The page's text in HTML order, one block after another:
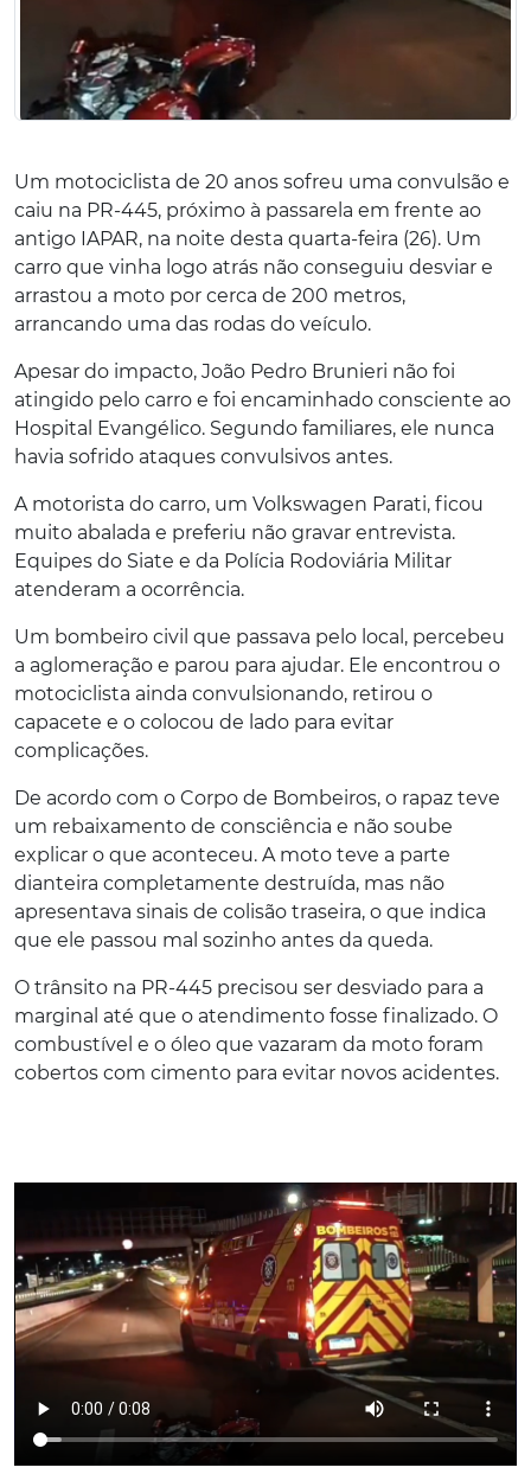
Um motociclista de 20 anos sofreu uma convulsão e
caiu na PR-445, próximo à passarela em frente ao
antigo IAPAR, na noite desta quarta-feira (26). Um
carro que vinha logo atrás não conseguiu desviar e
arrastou a moto por cerca de 200 metros,
arrancando uma das rodas do veículo.
Apesar do impacto, João Pedro Brunieri não foi
atingido pelo carro e foi encaminhado consciente ao
Hospital Evangélico. Segundo familiares, ele nunca
havia sofrido ataques convulsivos antes.
A motorista do carro, um Volkswagen Parati, ficou
muito abalada e preferiu não gravar entrevista.
Equipes do Siate e da Polícia Rodoviária Militar
atenderam a ocorrência.
Um bombeiro civil que passava pelo local, percebeu
a aglomeração e parou para ajudar. Ele encontrou o
motociclista ainda convulsionando, retirou o
capacete e o colocou de lado para evitar
complicações.
De acordo com o Corpo de Bombeiros, o rapaz teve
um rebaixamento de consciência e não soube
explicar o que aconteceu. A moto teve a parte
dianteira completamente destruída, mas não
apresentava sinais de colisão traseira, o que indica
que ele passou mal sozinho antes da queda.
O trânsito na PR-445 precisou ser desviado para a
marginal até que o atendimento fosse finalizado. O
combustível e o óleo que vazaram da moto foram
cobertos com cimento para evitar novos acidentes.